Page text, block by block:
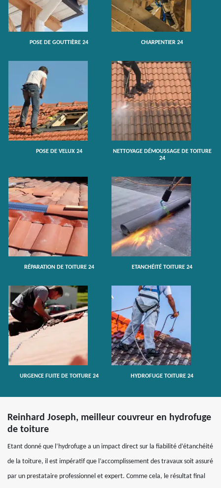
POSE DE GOUTTIÈRE 24 CHARPENTIER 24
POSE DE VELUX 24
NETTOYAGE DÉMOUSSAGE DE TOITURE
24
RÉPARATION DE TOITURE 24 ETANCHÉITÉ TOITURE 24
URGENCE FUITE DE TOITURE 24 HYDROFUGE TOITURE 24
Reinhard Joseph, meilleur couvreur en hydrofuge
de toiture
Etant donné que l’hydrofuge a un impact direct sur la fiabilité d’étanchéité
de la toiture, il est impératif que l’accomplissement des travaux soit assuré
par un prestataire professionnel et expert. Comme cela, le résultat final